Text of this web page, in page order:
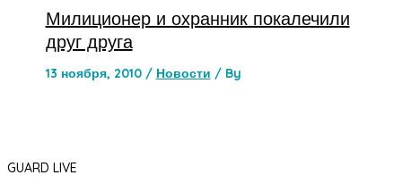
Милиционер и охранник покалечили
друг друга
13 ноября, 2010 / Новости / By
GUARD LIVE